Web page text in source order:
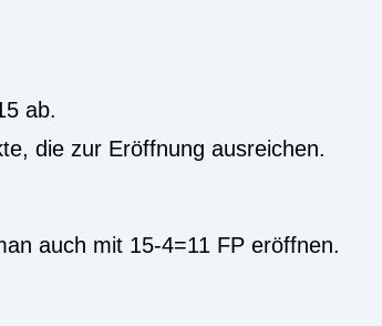
ab.
die zur Eröffnung ausreichen.
auch mit 15-4=11 FP eröffnen.